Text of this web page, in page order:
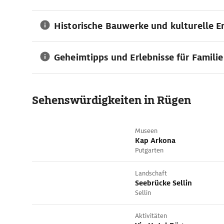
Historische Bauwerke und kulturelle
Geheimtipps und Erlebnisse für
Sehens­würdig­kei­ten in Rügen
Museen
Kap Arkona
Putgarten
Landschaft
Seebrücke Sellin
Sellin
Aktivitäten